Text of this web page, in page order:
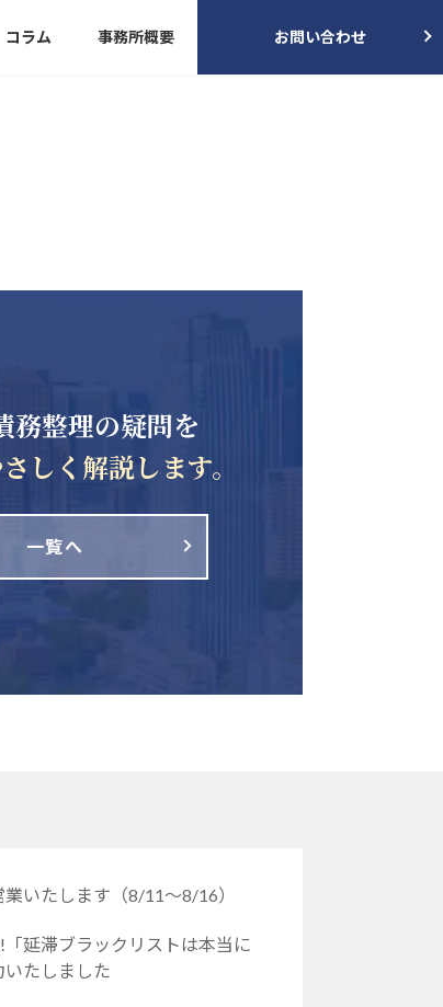
コラム 事務所概要 お問い合わせ
務整理の疑問を
しく解説します。
一覧へ
いたします（8/11～8/16）
「延滞ブラックリストは本当に
たしました